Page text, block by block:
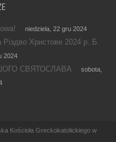
niedziela, 22 gru 2024
Христове 2024 р. Б.
2024
СВЯТОСЛАВА
sobota,
Kościoła Greckokatolickiego w